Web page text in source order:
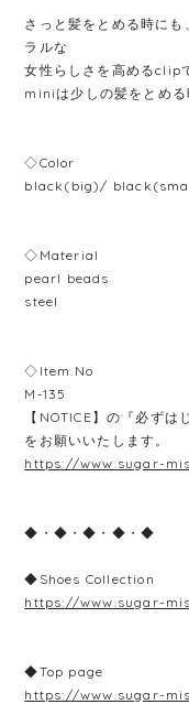
さっと髪をとめる時にも
ラルな
女性らしさを高めるclip
miniは少しの髪をとめ
◇Color
black(big)/
◇Material
pearl beads
steel
◇Item.No
M-135
【NOTICE】の『必ず
をお願いいたします。
https://www.sugar-
◆・◆・◆・◆・◆
◆Shoes Collection
https://www.sugar-
◆Top page
https://www.sugar-